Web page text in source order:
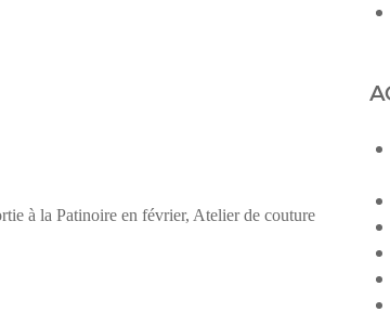
à la Patinoire en février, Atelier de couture